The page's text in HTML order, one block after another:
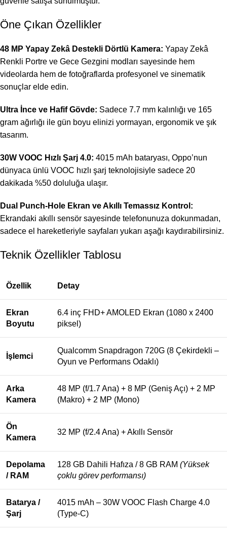
Öne Çıkan Özellikler
48 MP Yapay Zekâ Destekli Dörtlü Kamera: Yapay Zekâ
Renkli Portre ve Gece Gezgini modları sayesinde hem
videolarda hem de fotoğraflarda profesyonel ve sinematik
sonuçlar elde edin.
Ultra İnce ve Hafif Gövde: Sadece 7.7 mm kalınlığı ve 165
gram ağırlığı ile gün boyu elinizi yormayan, ergonomik ve şık
tasarım.
30W VOOC Hızlı Şarj 4.0: 4015 mAh bataryası, Oppo’nun
dünyaca ünlü VOOC hızlı şarj teknolojisiyle sadece 20
dakikada %50 doluluğa ulaşır.
Dual Punch-Hole Ekran ve Akıllı Temassız Kontrol:
Ekrandaki akıllı sensör sayesinde telefonunuza dokunmadan,
sadece el hareketleriyle sayfaları yukarı aşağı kaydırabilirsiniz.
Teknik Özellikler Tablosu
Özellik Detay
Ekran
Boyutu
6.4 inç FHD+ AMOLED Ekran (1080 x 2400
piksel)
İşlemci
Qualcomm Snapdragon 720G (8 Çekirdekli –
Oyun ve Performans Odaklı)
Arka
Kamera
48 MP (f/1.7 Ana) + 8 MP (Geniş Açı) + 2 MP
(Makro) + 2 MP (Mono)
Ön
Kamera
32 MP (f/2.4 Ana) + Akıllı Sensör
Depolama
/ RAM
128 GB Dahili Hafıza / 8 GB RAM (Yüksek
çoklu görev performansı)
Batarya /
Şarj
4015 mAh – 30W VOOC Flash Charge 4.0
(Type-C)